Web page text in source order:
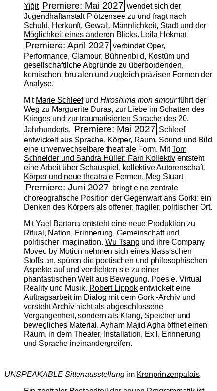
Yiğit Premiere: Mai 2027 wendet sich der
Jugendhaftanstalt Plötzensee zu und fragt nach
Schuld, Herkunft, Gewalt, Männlichkeit, Stadt und der
Möglichkeit eines anderen Blicks. Leila Hekmat
Premiere: April 2027 verbindet Oper,
Performance, Glamour, Bühnenbild, Kostüm und
gesellschaftliche Abgründe zu überbordenden,
komischen, brutalen und zugleich präzisen Formen der
Analyse.
Mit Marie Schleefund Hiroshima mon amourführt der
Weg zu Marguerite Duras, zur Liebe im Schatten des
Krieges und zur traumatisierten Sprache des 20.
Jahrhunderts. Premiere: Mai 2027 Schleef
entwickelt aus Sprache, Körper, Raum, Sound und Bild
eine unverwechselbare theatrale Form. MitTom
Schneider und Sandra Hüller: Farn Kollektiventsteht
eine Arbeit über Schauspiel, kollektive Autorenschaft,
Körper und neue theatrale Formen. Meg Stuart
Premiere: Juni 2027 bringt eine zentrale
choreografische Position der Gegenwart ans Gorki: ein
Denken des Körpers als offener, fragiler, politischer Ort.
MitYael Bartanaentsteht eine neue Produktion zu
Ritual, Nation, Erinnerung, Gemeinschaft und
politischer Imagination. Wu Tsang und ihre Company
Moved by Motion nehmen sich eines klassischen
Stoffs an, spüren die poetischen und philosophischen
Aspekte auf und verdichten sie zu einer
phantastischen Welt aus Bewegung, Poesie, Virtual
Reality und Musik. Robert Lippokentwickelt eine
Auftragsarbeit im Dialog mit dem Gorki-Archiv und
versteht Archiv nicht als abgeschlossene
Vergangenheit, sondern als Klang, Speicher und
bewegliches Material. Ayham Majid Aghaöffnet einen
Raum, in dem Theater, Installation, Exil, Erinnerung
und Sprache ineinandergreifen.
UNSPEAKABLE Sittenausstellungim Kronprinzenpalais